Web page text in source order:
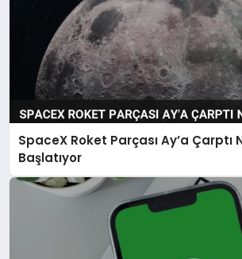
SpaceX Roket Parçası Ay’a Çarptı
Başlatıyor